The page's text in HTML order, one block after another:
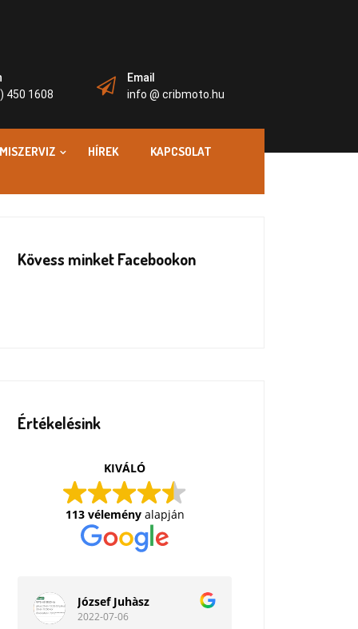
450 1608
Email
info @ cribmoto.hu
HÍREK KAPCSOLAT
Kövess minket Facebookon
Értékelésink
KIVÁLÓ
113 véleményalapján
József Juhàsz
2022-07-06